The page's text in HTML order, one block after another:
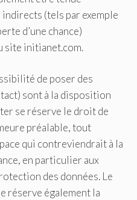
(tels par exemple
d’une chance)
site initianet.com.
de poser des
sont à la disposition
se réserve le droit de
préalable, tout
qui contreviendrait à la
en particulier aux
des données. Le
réserve également la